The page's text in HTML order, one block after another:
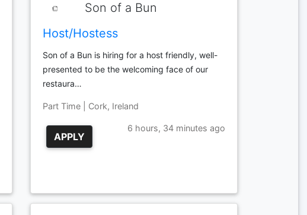
Son of a Bun
Host/Hostess
Son of a Bun is hiring for a host friendly, well-
presented to be the welcoming face of our
restaura…
Part Time | Cork, Ireland
APPLY
6 hours, 34 minutes ago